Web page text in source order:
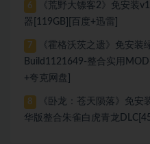
6
《荒野大镖客2》免安装
器[119GB][百度+迅雷]
7
《霍格沃茨之遗》免安装
Build1121649-整合实用
+夸克网盘]
8
《卧龙：苍天陨落》免安
华版整合朱雀白虎青龙